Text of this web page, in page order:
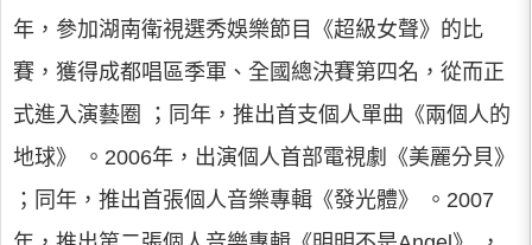
年，參加湖南衛視選秀娛樂節目《超級女聲》的比
賽，獲得成都唱區季軍、全國總決賽第四名，從而正
式進入演藝圈 ；同年，推出首支個人單曲《兩個人的
地球》 。2006年，出演個人首部電視劇《美麗分貝》
；同年，推出首張個人音樂專輯《發光體》 。2007